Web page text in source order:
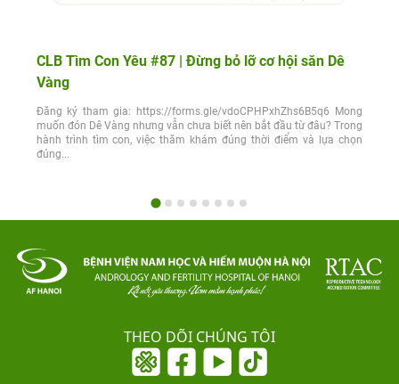
CLB Tìm Con Yêu #87 | Đừng bỏ lỡ cơ hội săn Dê
Vàng
Đăng ký tham gia: https://forms.gle/vdoCPHPxhZhs6B5q6 Mong
muốn đón Dê Vàng nhưng vẫn chưa biết nên bắt đầu từ đâu? Trong
hành trình tìm con, việc thăm khám đúng thời điểm và lựa chọn
đúng...
THEO DÕI CHÚNG TÔI